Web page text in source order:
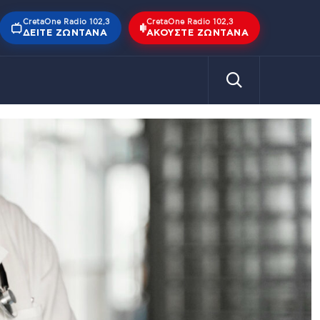
CretaOne Radio 102,3
ΔΕΊΤΕ ΖΩΝΤΑΝΆ
CretaOne Radio 102,3
ΑΚΟΎΣΤΕ ΖΩΝΤΑΝΆ